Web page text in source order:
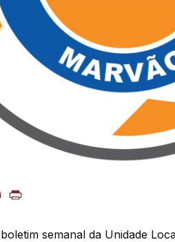
semanal da Unidade